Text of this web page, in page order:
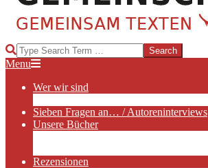
TEXTGEMEINSCHAFT
Search
Primary
Menu
Menu
Wer wir sind
Sieben Fragen an… / Autoreninterviews
Unsere Bücher
Rezensionen